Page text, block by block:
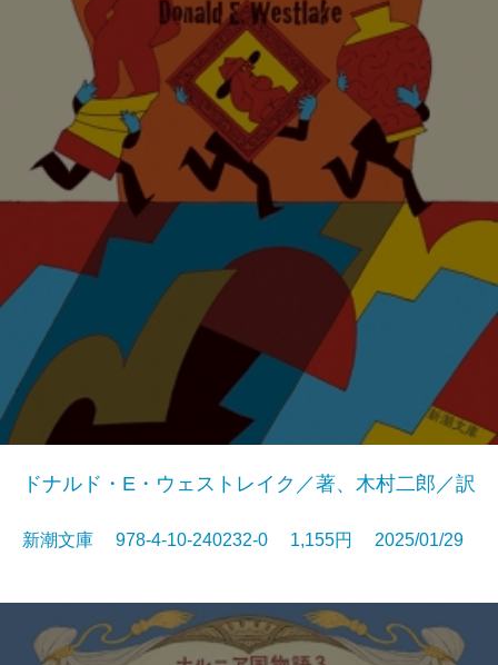
ドナルド・E・ウェストレイク／著、木村二郎／訳
新潮文庫 978-4-10-240232-0 1,155円 2025/01/29